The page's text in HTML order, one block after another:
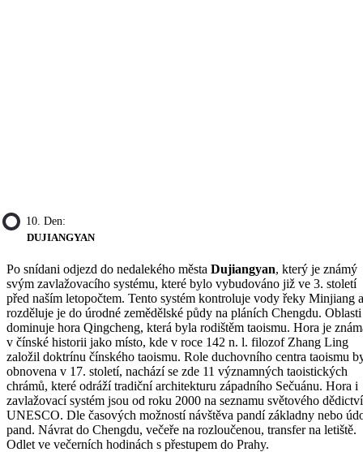
10. Den:
DUJIANGYAN
Po snídani odjezd do nedalekého města Dujiangyan, který je známý
svým zavlažovacího systému, které bylo vybudováno již ve 3. století
před naším letopočtem. Tento systém kontroluje vody řeky Minjiang a
rozděluje je do úrodné zemědělské půdy na pláních Chengdu. Oblasti
dominuje hora Qingcheng, která byla rodištěm taoismu. Hora je
v čínské historii jako místo, kde v roce 142 n. l. filozof Zhang Ling
založil doktrínu čínského taoismu. Role duchovního centra taoismu
obnovena v 17. století, nachází se zde 11 významných taoistických
chrámů, které odráží tradiční architekturu západního Sečuánu. Hora i
zavlažovací systém jsou od roku 2000 na seznamu světového dědictví
UNESCO. Dle časových možností návštěva pandí základny nebo
pand. Návrat do Chengdu, večeře na rozloučenou, transfer na letiště.
Odlet ve večerních hodinách s přestupem do Prahy.